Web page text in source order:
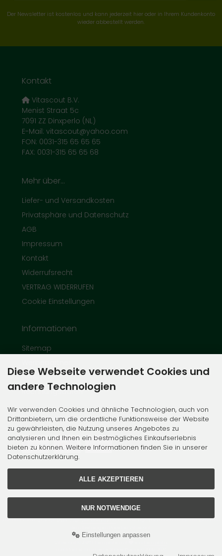
Der Newsletter ist kostenlos und kann jederzeit hier oder in Ihrem Kundenkonto
wieder abbestellt werden.
Kontakt
Vitascout B.V.
Menist Straat 5c
7091 ZZ Dinxperlo (NL)
E-Mail: vitascout@yahoo.com
FON: 0031-315 65 65 65
FAX: 0031-315 65 65 68
Mehr über...
Liefer- und Versandkosten
Privatsphäre und Datenschutz
AGB
Impressum
Kontakt
Widerrufsrecht
VERTRAG WIDERRUFEN
Cookie Einstellungen
Informationen
Sitemap
Lieferzeit
Rechnungsdaten
Zahlungsmethoden
Alle Preise inkl. gesetzl. MwSt. zzgl.Versandkosten. Die durchgestrichenen Preise entsprechen
Diese Webseite verwendet Cookies und
andere Technologien
Wir verwenden Cookies und ähnliche Technologien, auch von
Drittanbietern, um die ordentliche Funktionsweise der Website
zu gewährleisten, die Nutzung unseres Angebotes zu
analysieren und Ihnen ein bestmögliches Einkaufserlebnis
bieten zu können. Weitere Informationen finden Sie in unserer
Datenschutzerklärung.
ALLE AKZEPTIEREN
NUR NOTWENDIGE
Einstellungen anpassen